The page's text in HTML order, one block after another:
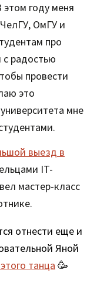
году меня
ОмГУ и
про
с радостью
провести
это
мне
выезд в
IT-
мастер-класс
отнести еще и
Яной
танца 🥳